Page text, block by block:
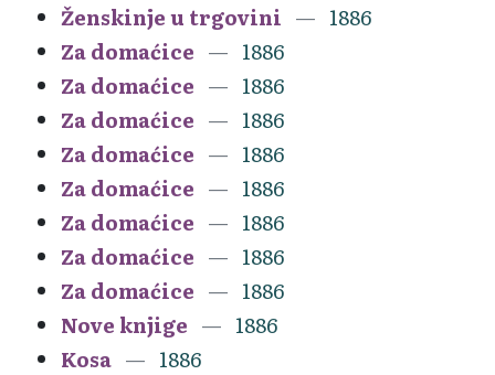
Ženskinje u trgovini
1886
Za domaćice
1886
Za domaćice
1886
Za domaćice
1886
Za domaćice
1886
Za domaćice
1886
Za domaćice
1886
Za domaćice
1886
Za domaćice
1886
Nove knjige
1886
Kosa
1886